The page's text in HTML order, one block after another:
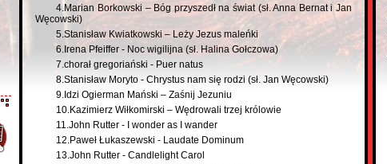
4.Marian Borkowski – Bóg przyszedł na świat (sł. Anna Bernat i Jan
Węcowski)
5.Stanisław Kwiatkowski – Leży Jezus maleńki
6.Irena Pfeiffer - Noc wigilijna (sł. Halina Gołczowa)
7.chorał gregoriański - Puer natus
8.Stanisław Moryto - Chrystus nam się rodzi (sł. Jan Węcowski)
9.Idzi Ogierman Mański – Zaśnij Jezuniu
10.Kazimierz Wiłkomirski – Wędrowali trzej królowie
11.John Rutter - I wonder as I wander
12.Paweł Łukaszewski - Laudate Dominum
13.John Rutter - Candlelight Carol